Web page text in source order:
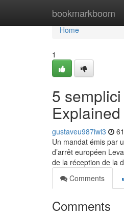
bookmarkboom
Home
Home
1
5
Explained
gustaveu987iwi3
Un mandat émis par
d’arrêt européen
de la réception de la
Comments
Comments